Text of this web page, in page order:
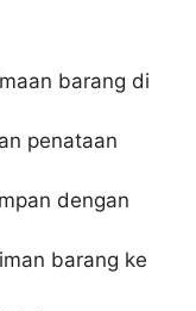
barang di
penataan
dengan
barang ke